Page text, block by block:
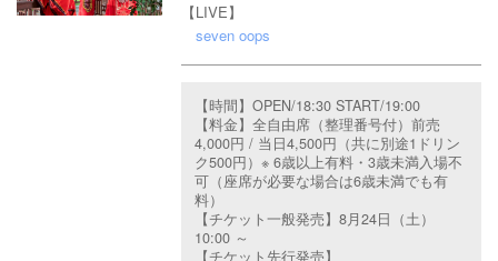
【LIVE】
seven oops
【時間】OPEN/18:30START/19:00
【料金】全自由席（整理番号付）前売
4,000円 / 当日4,500円（共に別途1ドリン
ク500円）※ 6歳以上有料・3歳未満入場不
可（座席が必要な場合は6歳未満でも有
料）
【チケット一般発売】8月24日（土）
10:00 ～
【チケット先行発売】